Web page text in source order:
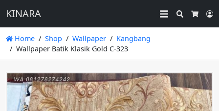
KINARA
Search
Home Shop Wallpaper
Kangbang
Wallpaper Batik Klasik Gold C-323